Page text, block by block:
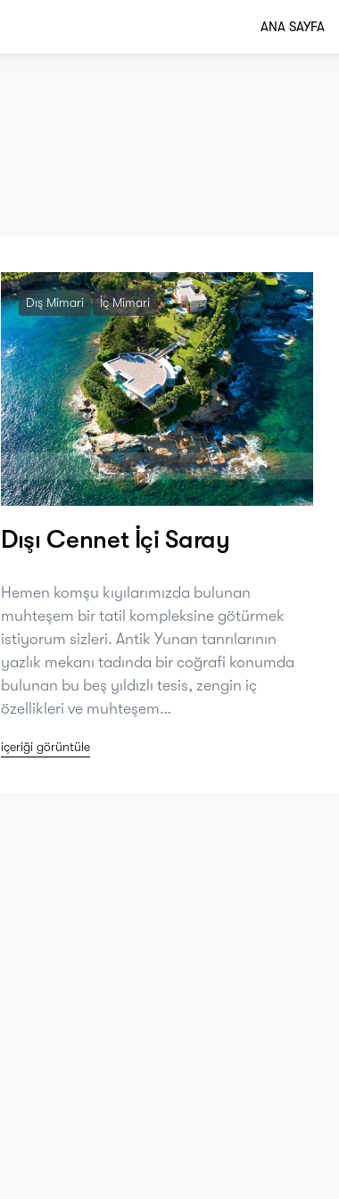
ANA SAYFA
Dış Mimari İç Mimari
Dışı Cennet İçi Saray
Hemen komşu kıyılarımızda bulunan
muhteşem bir tatil kompleksine götürmek
istiyorum sizleri. Antik Yunan tanrılarının
yazlık mekanı tadında bir coğrafi konumda
bulunan bu beş yıldızlı tesis, zengin iç
özellikleri ve muhteşem…
içeriği görüntüle